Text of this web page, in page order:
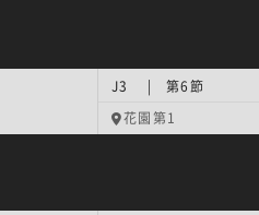
J3 | 第6節
花園第1